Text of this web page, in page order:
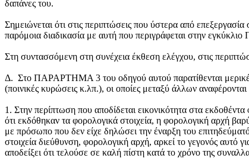
δαπάνες του.
Σημειώνεται ότι στις περιπτώσεις που ύστερα από
παρόμοια διαδικασία με αυτή που περιγράφεται στην
Στη συντασσόμενη στη συνέχεια έκθεση ελέγχου, στις
Δ. Στο ΠΑΡΑΡΤΗΜΑ 3 του οδηγού αυτού παρατίθενται μερικές
(ποινικές κυρώσεις κ.λπ.), οι οποίες μεταξύ άλλων
1. Στην περίπτωση που αποδίδεται εικονικότητα στα
ότι εκδόθηκαν τα φορολογικά στοιχεία, η φορολογική αρχή
με πρόσωπο που δεν είχε δηλώσει την έναρξη του
στοιχεία διεύθυνση, φορολογική αρχή, αρκεί το γεγονός αυτό
αποδείξει ότι τελούσε σε καλή πίστη κατά το χρόνο της